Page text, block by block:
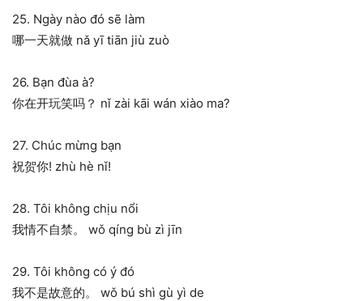
25. Ngày nào đó sẽ làm
哪一天就做 nǎ yī tiān jiù zuò
26. Bạn đùa à?
你在开玩笑吗？ nǐ zài kāi wán xiào ma?
27. Chúc mừng bạn
祝贺你! zhù hè nǐ!
28. Tôi không chịu nổi
我情不自禁。 wǒ qíng bù zì jīn
29. Tôi không có ý đó
我不是故意的。 wǒ bú shì gù yì de